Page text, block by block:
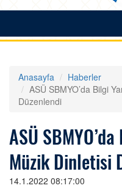
Anasayfa
Haberler
ASÜ SBMYO’da Bilgi
Düzenlendi
ASÜ
Müzik Dinletisi
14.1.2022 08:17:00